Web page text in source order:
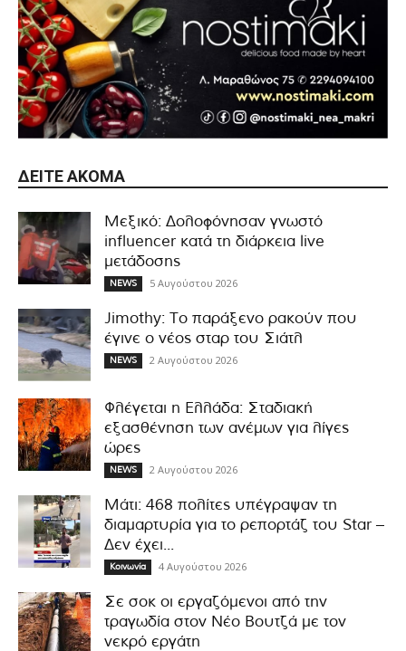
ΔΕΊΤΕ ΑΚΌΜΑ
Μεξικό: Δολοφόνησαν γνωστό
influencer κατά τη διάρκεια live
μετάδοσης
NEWS 5 Αυγούστου 2026
Jimothy: Το παράξενο ρακούν που
έγινε ο νέος σταρ του Σιάτλ
NEWS 2 Αυγούστου 2026
Φλέγεται η Ελλάδα: Σταδιακή
εξασθένηση των ανέμων για λίγες
ώρες
NEWS 2 Αυγούστου 2026
Μάτι: 468 πολίτες υπέγραψαν τη
διαμαρτυρία για το ρεπορτάζ του Star –
Δεν έχει...
Κοινωνία 4 Αυγούστου 2026
Σε σοκ οι εργαζόμενοι από την
τραγωδία στον Νέο Βουτζά με τον
νεκρό εργάτη